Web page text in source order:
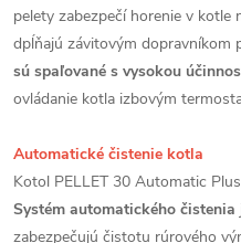
pelety zabezpečí horenie v kotle
dpĺňajú závitovým dopravníkom
sú spaľované s vysokou
ovládanie kotla izbovým
Automatické čistenie kotla
Kotol PELLET 30 Automatic
Systém automatického čistenia
zabezpečujú čistotu rúrového